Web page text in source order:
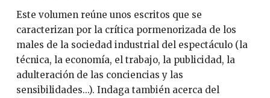
Este volumen reúne unos escritos que se
caracterizan por la crítica pormenorizada de los
males de la sociedad industrial del espectáculo (la
técnica, la economía, el trabajo, la publicidad, la
adulteración de las conciencias y las
sensibilidades...). Indaga también acerca del